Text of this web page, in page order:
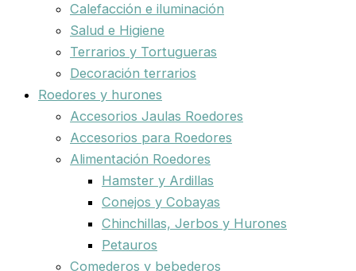
Calefacción e iluminación
Salud e Higiene
Terrarios y Tortugueras
Decoración terrarios
Roedores y hurones
Accesorios Jaulas Roedores
Accesorios para Roedores
Alimentación Roedores
Hamster y Ardillas
Conejos y Cobayas
Chinchillas, Jerbos y Hurones
Petauros
Comederos y bebederos